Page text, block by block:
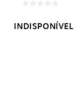
INDISPONÍVEL